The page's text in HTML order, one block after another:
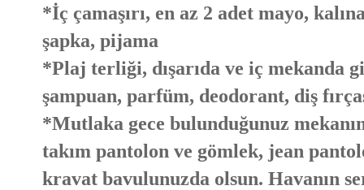
*İç çamaşırı, en az 2 adet mayo,
şapka, pijama
*Plaj terliği, dışarıda ve iç mekanda
şampuan, parfüm, deodorant, diş
*Mutlaka gece bulunduğunuz
takım pantolon ve gömlek, jean
kravat bavulunuzda olsun. Havanın